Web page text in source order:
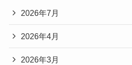
2026年7月
2026年4月
2026年3月